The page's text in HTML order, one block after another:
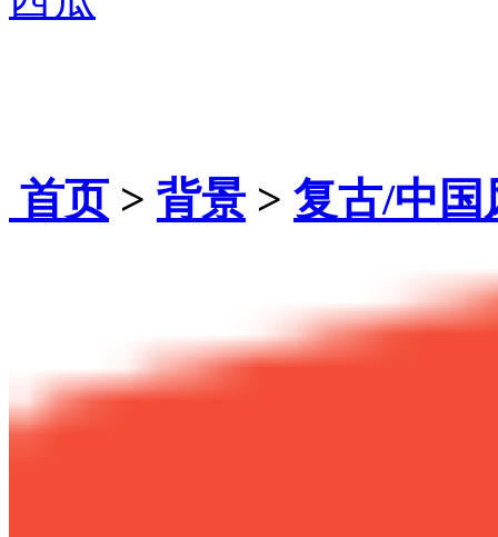
首页> 背景 > 复古/中国